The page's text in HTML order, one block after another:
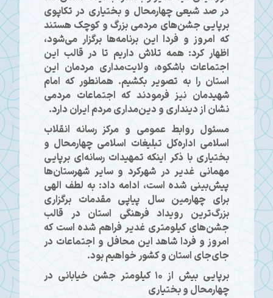
در صد شیعی چهارمحال و بختیاری در تکاپوی
برپایی جشن‌های مردمی بزرگ و کوچک هستند
که امروز و فردا این برنامه‌ها برگزار می‌شود،
اظهار کرد: همه تلاش داریم تا در قالب این
اجتماعات باشکوه، ولایت‌مداری مردمان این
استان را به تصویر بکشیم. همانطور که امام
شهیدمان نیز فرمودند که اجتماعات مردمی
نشان از دینداری و دین‌مداری مردم ایران دارد.
مسئول روابط عمومی و مرکز رسانه انقلاب
اسلامی اداره‌کل تبلیغات اسلامی چهارمحال و
بختیاری با ذکر اینکه تمهیدات رسانه‌ای برپایی
مهمانی غدیر در شهرکرد و سایر شهرستان‌ها
پیش‌بینی شده است، ادامه داد: به لطف الهی
برای چهارمین سال پیاپی مقدمات برگزاری
بزرگ‌ترین رویداد فرهنگی استان در قالب
جشن‌های کیلومتری غدیر فراهم شده است که
امروز و فردا شاهد این محافل و اجتماعات در
جای‌جای استان و کشور خواهیم بود.
برپایی بیش از ۱۰ کیلومتر جشن خیابانی در
چهارمحال و بختیاری